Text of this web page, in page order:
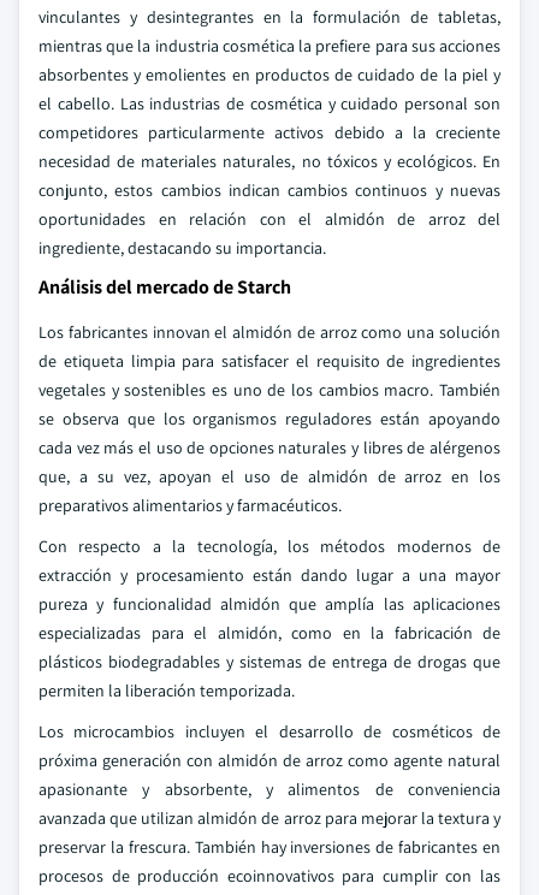
vinculantes y desintegrantes en la formulación de tabletas,
mientras que la industria cosmética la prefiere para sus acciones
absorbentes y emolientes en productos de cuidado de la piel y
el cabello. Las industrias de cosmética y cuidado personal son
competidores particularmente activos debido a la creciente
necesidad de materiales naturales, no tóxicos y ecológicos. En
conjunto, estos cambios indican cambios continuos y nuevas
oportunidades en relación con el almidón de arroz del
ingrediente, destacando su importancia.
Análisis del mercado de Starch
Los fabricantes innovan el almidón de arroz como una solución
de etiqueta limpia para satisfacer el requisito de ingredientes
vegetales y sostenibles es uno de los cambios macro. También
se observa que los organismos reguladores están apoyando
cada vez más el uso de opciones naturales y libres de alérgenos
que, a su vez, apoyan el uso de almidón de arroz en los
preparativos alimentarios y farmacéuticos.
Con respecto a la tecnología, los métodos modernos de
extracción y procesamiento están dando lugar a una mayor
pureza y funcionalidad almidón que amplía las aplicaciones
especializadas para el almidón, como en la fabricación de
plásticos biodegradables y sistemas de entrega de drogas que
permiten la liberación temporizada.
Los microcambios incluyen el desarrollo de cosméticos de
próxima generación con almidón de arroz como agente natural
apasionante y absorbente, y alimentos de conveniencia
avanzada que utilizan almidón de arroz para mejorar la textura y
preservar la frescura. También hay inversiones de fabricantes en
procesos de producción ecoinnovativos para cumplir con las